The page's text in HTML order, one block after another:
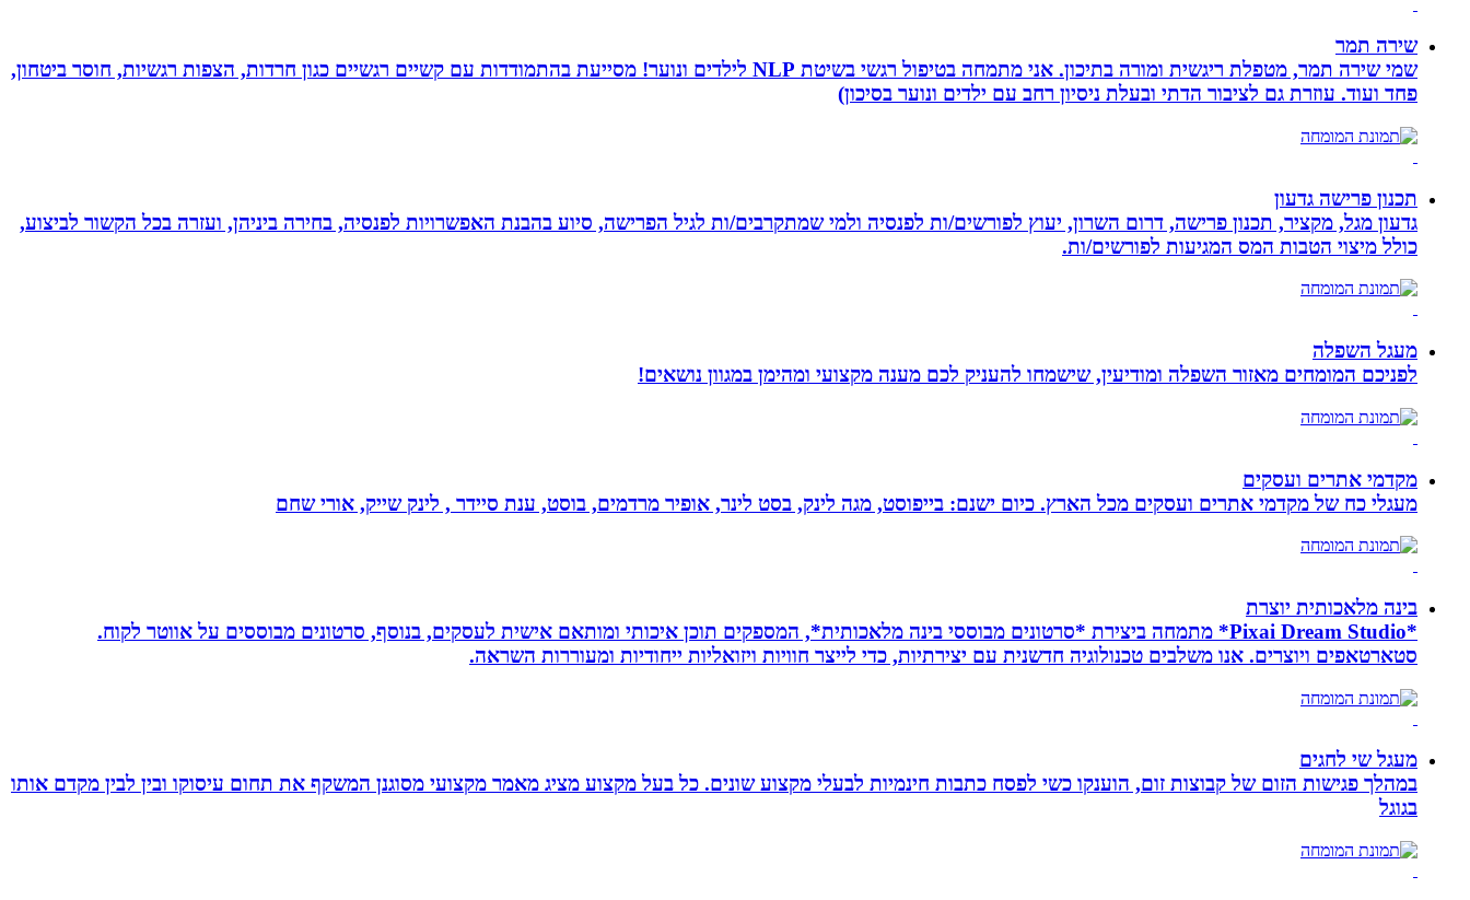
שירה תמר
שמי שירה תמר, מטפלת ריגשית ומורה בתיכון. אני מתמחה בטיפול רגשי בשיטת NLP לילדים ונוער! מסייעת בהתמודדות עם קשיים רגשיים כגון חרדות, הצפות רגשיות, חוסר ביטחון,
פחד ועוד. עוזרת גם לציבור הדתי ובעלת ניסיון רחב עם ילדים ונוער בסיכון)
תכנון פרישה גדעון
גדעון מגל, מקציר, תכנון פרישה, דרום השרון, יעוץ לפורשים/ות לפנסיה ולמי שמתקרבים/ות לגיל הפרישה, סיוע בהבנת האפשרויות לפנסיה, בחירה ביניהן, ועזרה בכל הקשור לביצוע,
כולל מיצוי הטבות המס המגיעות לפורשים/ות.
מעגל השפלה
לפניכם המומחים מאזור השפלה ומודיעין, שישמחו להעניק לכם מענה מקצועי ומהימן במגוון נושאים!
מקדמי אתרים ועסקים
מעגלי כח של מקדמי אתרים ועסקים מכל הארץ. כיום ישנם: בייפוסט, מגה לינק, בסט לינר, אופיר מרדמים, בוסט, ענת סיידר , לינק שייק, אורי שחם
בינה מלאכותית יוצרת
*Pixai Dream Studio* מתמחה ביצירת *סרטונים מבוססי בינה מלאכותית*, המספקים תוכן איכותי ומותאם אישית לעסקים, בנוסף, סרטונים מבוססים על אווטר לקוח.
סטארטאפים ויוצרים. אנו משלבים טכנולוגיה חדשנית עם יצירתיות, כדי לייצר חוויות ויזואליות ייחודיות ומעוררות השראה.
מעגל שי לחגים
במהלך פגישות הזום של קבוצות זום, הוענקו כשי לפסח כתבות חינמיות לבעלי מקצוע שונים. כל בעל מקצוע מציג מאמר מקצועי מסוגנן המשקף את תחום עיסוקו ובין לבין מקדם אותו
בגוגל